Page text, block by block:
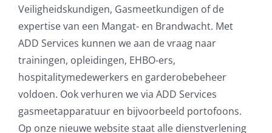
Veiligheidskundigen, Gasmeetkundigen of de
expertise van een Mangat- en Brandwacht. Met
ADD Services kunnen we aan de vraag naar
trainingen, opleidingen, EHBO-ers,
hospitalitymedewerkers en garderobebeheer
voldoen. Ook verhuren we via ADD Services
gasmeetapparatuur en bijvoorbeeld portofoons.
Op onze nieuwe website staat alle dienstverlening